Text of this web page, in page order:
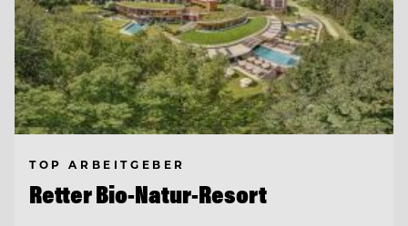
TOP ARBEITGEBER
Retter Bio-Natur-Resort